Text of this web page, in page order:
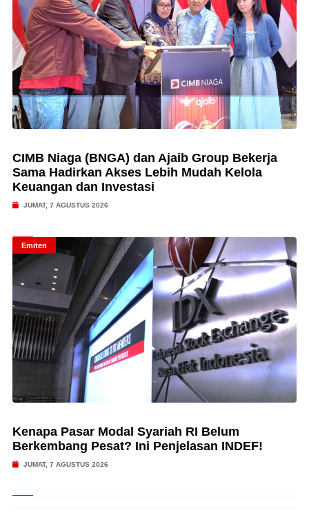
CIMB Niaga (BNGA) dan Ajaib Group Bekerja
Sama Hadirkan Akses Lebih Mudah Kelola
Keuangan dan Investasi
JUMAT, 7 AGUSTUS 2026
Emiten
Kenapa Pasar Modal Syariah RI Belum
Berkembang Pesat? Ini Penjelasan INDEF!
JUMAT, 7 AGUSTUS 2026